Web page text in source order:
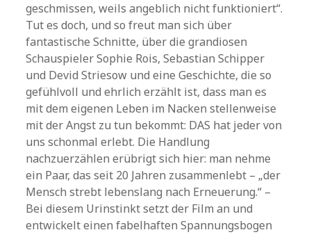
geschmissen, weils angeblich nicht funktioniert“.
Tut es doch, und so freut man sich über
fantastische Schnitte, über die grandiosen
Schauspieler Sophie Rois, Sebastian Schipper
und Devid Striesow und eine Geschichte, die so
gefühlvoll und ehrlich erzählt ist, dass man es
mit dem eigenen Leben im Nacken stellenweise
mit der Angst zu tun bekommt: DAS hat jeder von
uns schonmal erlebt. Die Handlung
nachzuerzählen erübrigt sich hier: man nehme
ein Paar, das seit 20 Jahren zusammenlebt – „der
Mensch strebt lebenslang nach Erneuerung.“ –
Bei diesem Urinstinkt setzt der Film an und
entwickelt einen fabelhaften Spannungsbogen